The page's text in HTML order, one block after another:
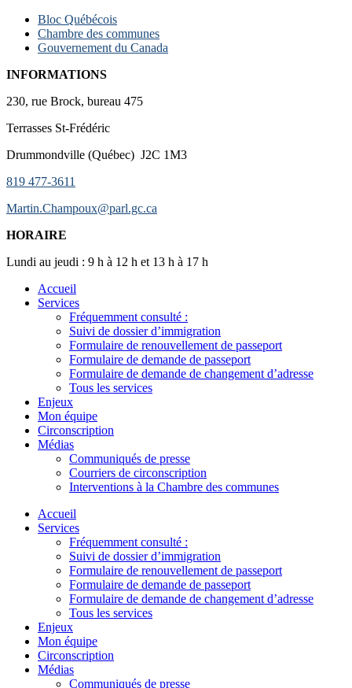
Bloc Québécois
Chambre des communes
Gouvernement du Canada
INFORMATIONS
230, rue Brock, bureau 475
Terrasses St-Frédéric
Drummondville (Québec) J2C 1M3
819 477-3611
Martin.Champoux@parl.gc.ca
HORAIRE
Lundi au jeudi : 9 h à 12 h et 13 h à 17 h
Accueil
Services
Fréquemment consulté :
Suivi de dossier d’immigration
Formulaire de renouvellement de passeport
Formulaire de demande de passeport
Formulaire de demande de changement d’adresse
Tous les services
Enjeux
Mon équipe
Circonscription
Médias
Communiqués de presse
Courriers de circonscription
Interventions à la Chambre des communes
Accueil
Services
Fréquemment consulté :
Suivi de dossier d’immigration
Formulaire de renouvellement de passeport
Formulaire de demande de passeport
Formulaire de demande de changement d’adresse
Tous les services
Enjeux
Mon équipe
Circonscription
Médias
Communiqués de presse